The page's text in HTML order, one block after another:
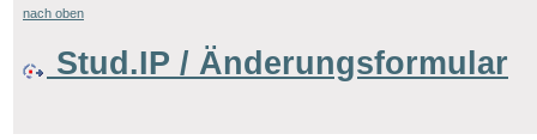
nach oben
Stud.IP / Änderungsformular